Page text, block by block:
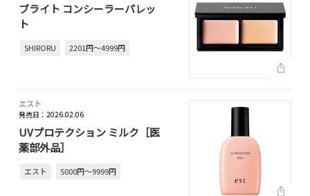
ブライト コンシーラーパレッ
ト
SHIRORU 2201円～4999円
エスト
発売日：2026.02.06
UVプロテクション ミルク［医
薬部外品］
エスト 5000円～9999円